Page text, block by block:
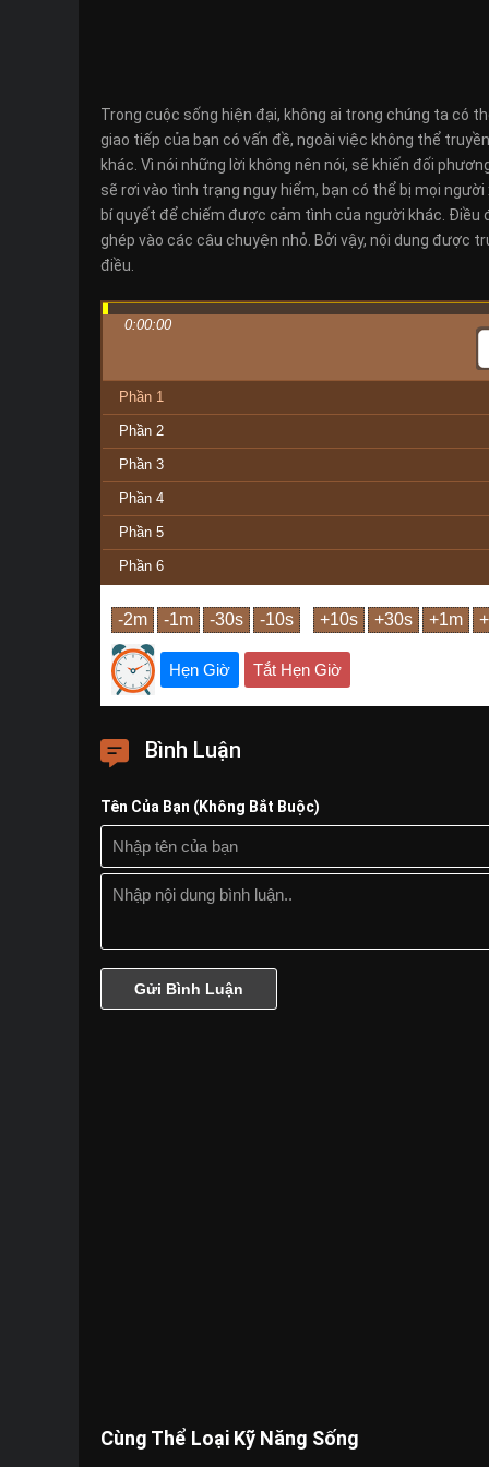
Trong cuộc sống hiện đại, không ai trong chúng ta có
giao tiếp của bạn có vấn đề, ngoài việc không thể
khác. Vì nói những lời không nên nói, sẽ khiến đối
sẽ rơi vào tình trạng nguy hiểm, bạn có thể bị mọi
bí quyết để chiếm được cảm tình của người khác.
ghép vào các câu chuyện nhỏ. Bởi vậy, nội dung được
điều.
0:00:00
Phần 1
Phần 2
Phần 3
Phần 4
Phần 5
Phần 6
Hẹn Giờ Tắt Hẹn Giờ
Bình Luận
Tên Của Bạn (Không Bắt Buộc)
Cùng Thể Loại Kỹ Năng Sống